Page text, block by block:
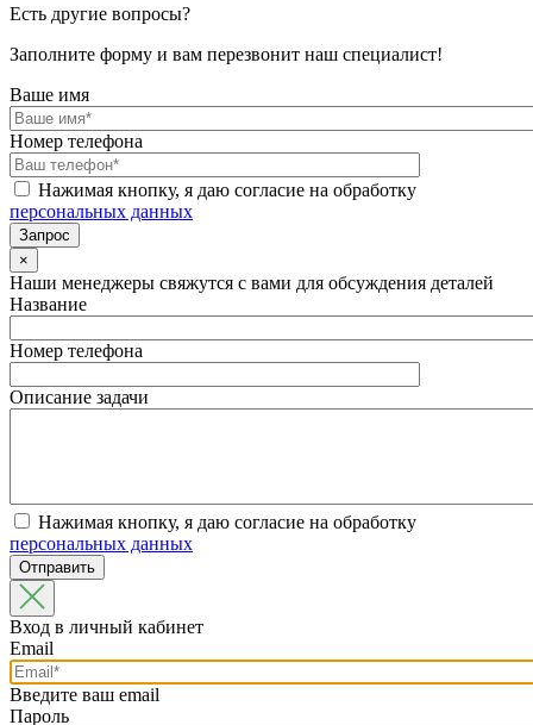
Есть другие вопросы?
Заполните форму и вам перезвонит наш специалист!
Ваше имя
Номер телефона
Нажимая кнопку, я даю согласие на обработку
персональных данных
×
Наши менеджеры свяжутся с вами для обсуждения деталей
Название
Номер телефона
Описание задачи
Нажимая кнопку, я даю согласие на обработку
персональных данных
Вход в личный кабинет
Email
Введите ваш email
Пароль